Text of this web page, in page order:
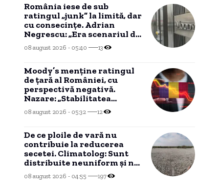
România iese de sub
ratingul „junk” la limită, dar
cu consecințe. Adrian
Negrescu: „Era scenariul de
bază, nu am câștigat nimic”
08 august 2026 - 05:40 13
Moody’s menține ratingul
de țară al României, cu
perspectivă negativă.
Nazare: „Stabilitatea
politică este atent
monitorizată”
08 august 2026 - 05:32 12
De ce ploile de vară nu
contribuie la reducerea
secetei. Climatolog: Sunt
distribuite neuniform și nu
în zonele cu cea mai mare
necesitate.
08 august 2026 - 04:55 197